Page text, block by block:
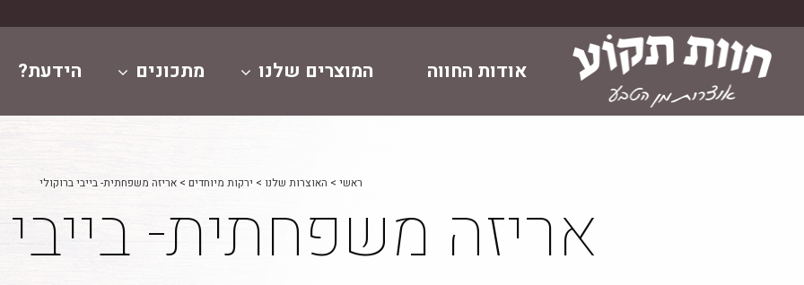
content
אודות החווה המוצרים שלנו מתכונים הידעת?
ראשי > האוצרות שלנו > ירקות מיוחדים > אריזה משפחתית- בייבי ברוקולי
אריזה משפחתית- בייבי